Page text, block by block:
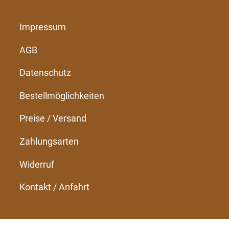
Impressum
AGB
Datenschutz
Bestellmöglichkeiten
Preise / Versand
Zahlungsarten
Widerruf
Kontakt / Anfahrt